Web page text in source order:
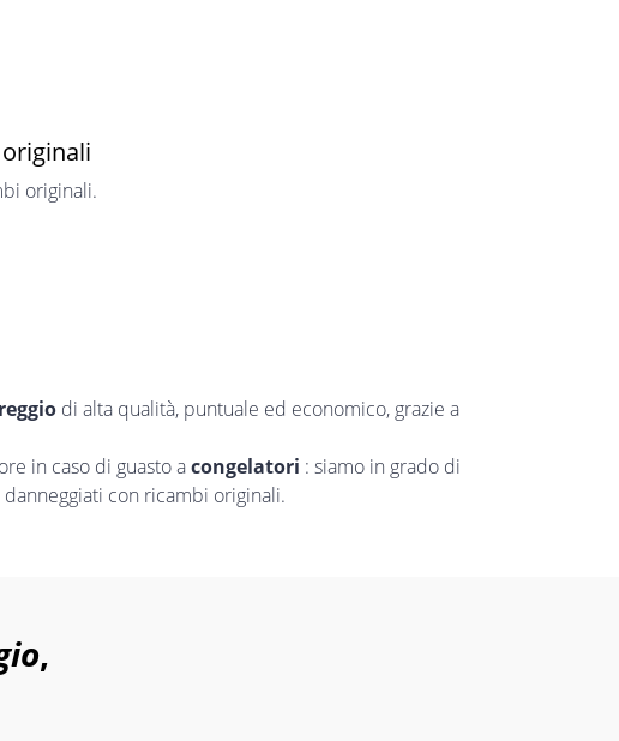
originali.
di alta qualità, puntuale ed economico, grazie a
in caso di guasto acongelatori : siamo in grado di
con ricambi originali.
,